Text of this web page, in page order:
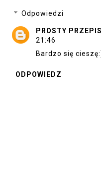
Odpowiedzi
PROSTY
21:46
Bardzo się
ODPOWIEDZ